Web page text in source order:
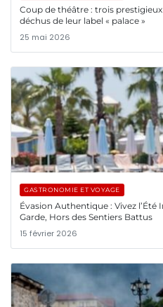
Coup de théâtre : trois
déchus de leur label « palace »
25 mai 2026
GASTRONOMIE ET VOYAGE
Évasion Authentique : Vivez l’Été
Garde, Hors des Sentiers Battus
15 février 2026